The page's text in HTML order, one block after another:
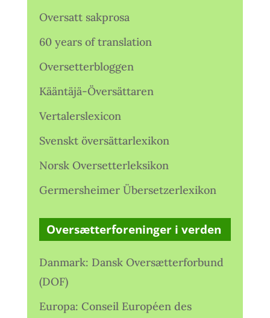
Oversatt sakprosa
60 years of translation
Oversetterbloggen
Kääntäjä-Översättaren
Vertalerslexicon
Svenskt översättarlexikon
Norsk Oversetterleksikon
Germersheimer Übersetzerlexikon
Oversætterforeninger i verden
Danmark: Dansk Oversætterforbund
(DOF)
Europa: Conseil Européen des